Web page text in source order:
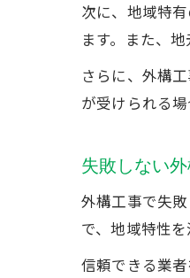
次に、地域特
ます。また、
さらに、外構
が受けられる
失敗しない
外構工事で失
で、地域特性
信頼できる業